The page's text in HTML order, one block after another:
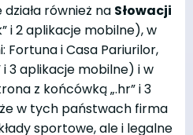
również na Słowacji
i 2 aplikacje mobilne), w
Fortuna i Casa Pariurilor,
3 aplikacje mobilne) i w
z końcówką „.hr” i 3
w tych państwach firma
sportowe, ale i legalne